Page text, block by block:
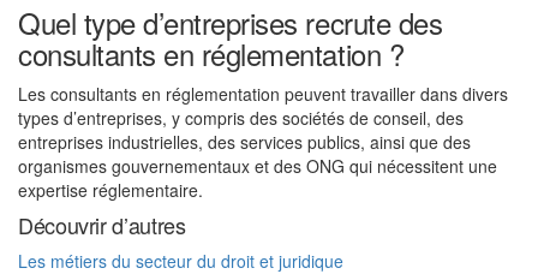
Quel type d’entreprises recrute des
consultants en réglementation ?
Les consultants en réglementation peuvent travailler dans divers
types d’entreprises, y compris des sociétés de conseil, des
entreprises industrielles, des services publics, ainsi que des
organismes gouvernementaux et des ONG qui nécessitent une
expertise réglementaire.
Découvrir d’autres
Les métiers du secteur du droit et juridique